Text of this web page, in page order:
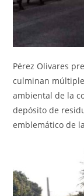
Pérez Olivares
culminan
ambiental de la
depósito de
emblemático de